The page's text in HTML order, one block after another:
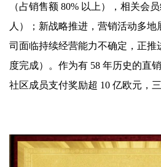
（占销售额 80% 以上），相关会
人）；新战略推进，营销活动多
司面临持续经营能力不确定，正推
度完成）。作为有 58 年历史的直
社区成员支付奖励超 10 亿欧元，